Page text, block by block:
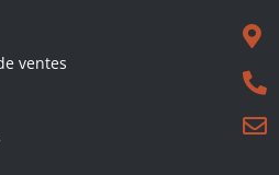
ventes